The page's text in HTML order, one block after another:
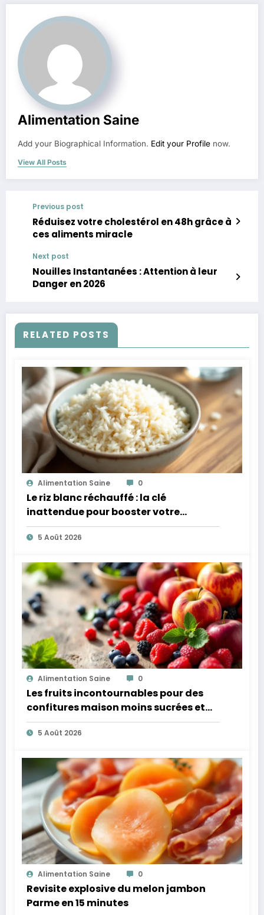
Alimentation Saine
Add your Biographical Information. Edit your Profile now.
View All Posts
Previous post
Réduisez votre cholestérol en 48h grâce à
ces aliments miracle
Next post
Nouilles Instantanées : Attention à leur
Danger en 2026
RELATED POSTS
Alimentation Saine 0
Le riz blanc réchauffé : la clé
inattendue pour booster votre
microbiote
5 Août 2026
Alimentation Saine 0
Les fruits incontournables pour des
confitures maison moins sucrées et
plus légères
5 Août 2026
Alimentation Saine 0
Revisite explosive du melon jambon
Parme en 15 minutes